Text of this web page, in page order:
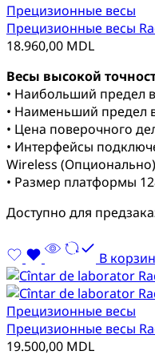
Прецизионные весы
Прецизионные весы
18.960,00 MDL
Весы высокой
• Наибольший предел
• Наименьший предел
• Цена поверочного
• Интерфейсы
Wireless (Опционально)
• Размер платформы
Доступно для
В
Прецизионные весы
Прецизионные весы
19.500,00 MDL